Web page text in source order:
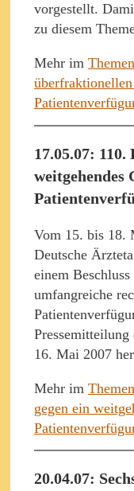
vorgestellt.
zu diesem
Mehr im
17.05.07:
weitgehendes
Vom 15. bis 18.
Deutsche
einem
umfangreiche
Pressemitteilung
16. Mai 2007
Mehr im
gegen ein
20.04.07: